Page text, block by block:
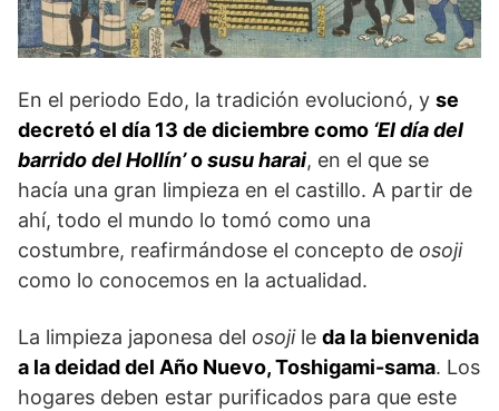
En el periodo Edo, la tradición evolucionó, y se
decretó el día 13 de diciembre como ‘El día del
barrido del Hollín’osusu harai, en el que se
hacía una gran limpieza en el castillo. A partir de
ahí, todo el mundo lo tomó como una
costumbre, reafirmándose el concepto de osoji
como lo conocemos en la actualidad.
La limpieza japonesa del osojile da la bienvenida
a la deidad del Año Nuevo, Toshigami-sama. Los
hogares deben estar purificados para que este